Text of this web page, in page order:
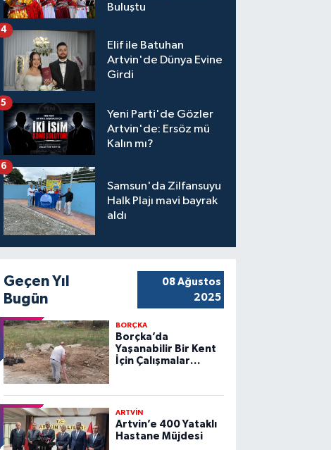
Buluştu
Elif ile Batuhan
Artvin'de Dünya Evine
Girdi
4
Yeni Parti'de Gözler
Artvin'de: Ersöz mü
Kalın mı?
5
Samsun'da Zilfansuyu
Halk Plajı mavi bayrak
aldı
6
Geçen Yıl
Bugün
08 Ağustos
2025
BORÇKA
Borçka’da
Yaşanabilir Bir Kent
İçin Çalışmalar
ARTVİN
Artvin’e 400 Yataklı
Hastane Müjdesi